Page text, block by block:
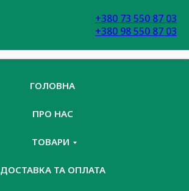
+380 73 550 87 03
+380 98 550 87 03
ГОЛОВНА
ПРО НАС
ТОВАРИ
ДОСТАВКА ТА ОПЛАТА